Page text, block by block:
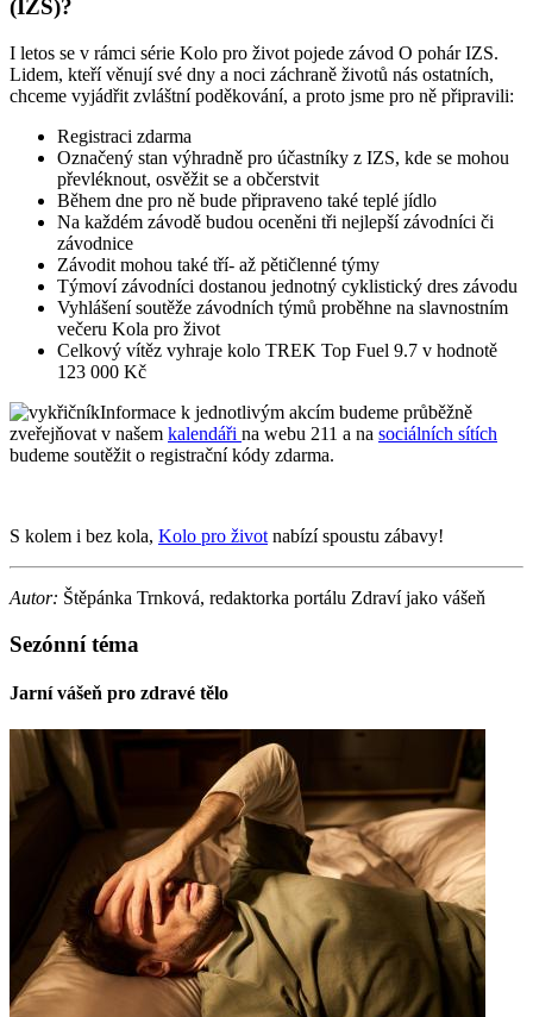
(IZS)?
I letos se v rámci série Kolo pro život pojede závod O pohár IZS.
Lidem, kteří věnují své dny a noci záchraně životů nás ostatních,
chceme vyjádřit zvláštní poděkování, a proto jsme pro ně připravili:
Registraci zdarma
Označený stan výhradně pro účastníky z IZS, kde se mohou
převléknout, osvěžit se a občerstvit
Během dne pro ně bude připraveno také teplé jídlo
Na každém závodě budou oceněni tři nejlepší závodníci či
závodnice
Závodit mohou také tří- až pětičlenné týmy
Týmoví závodníci dostanou jednotný cyklistický dres závodu
Vyhlášení soutěže závodních týmů proběhne na slavnostním
večeru Kola pro život
Celkový vítěz vyhraje kolo TREK Top Fuel 9.7 v hodnotě
123 000 Kč
Informace k jednotlivým akcím budeme průběžně
zveřejňovat v našem kalendáři na webu 211 a na sociálních sítích
budeme soutěžit o registrační kódy zdarma.
S kolem i bez kola, Kolo pro život nabízí spoustu zábavy!
Autor: Štěpánka Trnková, redaktorka portálu Zdraví jako vášeň
Sezónní téma
Jarní vášeň pro zdravé tělo